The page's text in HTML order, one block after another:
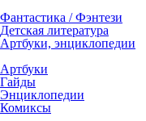
Фантастика / Фэнтези
Детская литература
Артбуки, энциклопедии
Артбуки
Гайды
Энциклопедии
Комиксы